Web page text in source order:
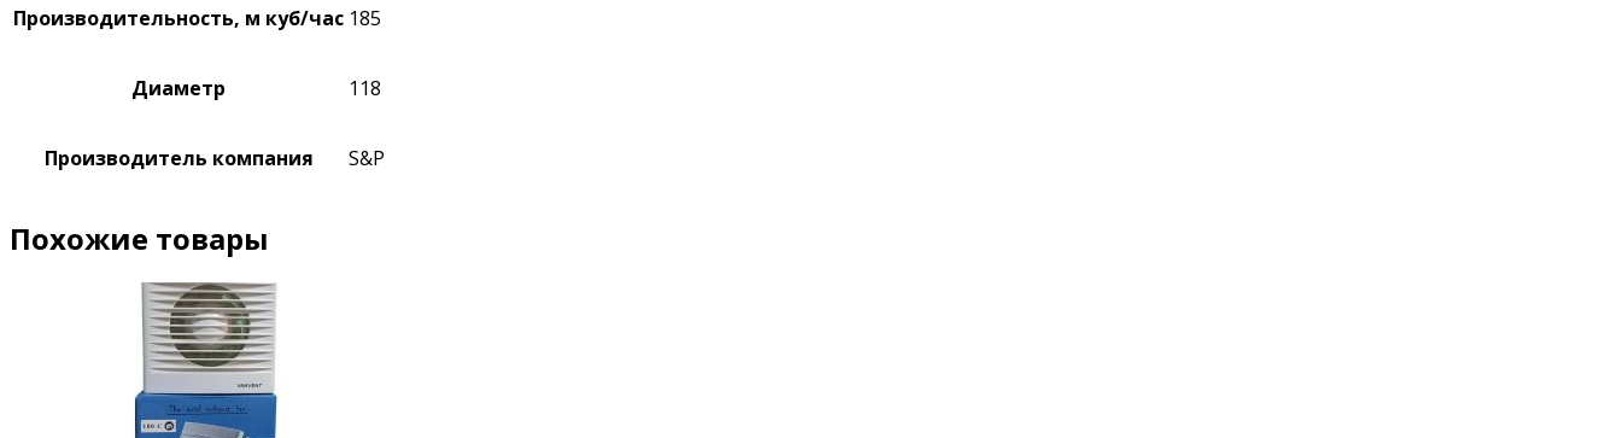
Производительность, м куб/час 185
Диаметр 118
Производитель компания S&P
Похожие товары